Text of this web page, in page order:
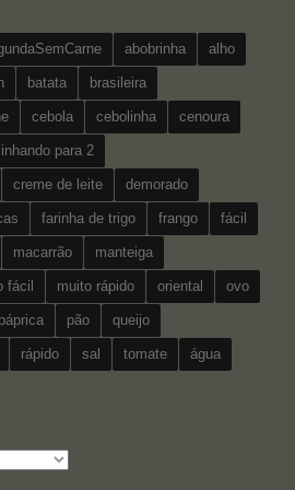
abobrinha alho
batata brasileira
cebola cebolinha cenoura
para 2
creme de leite demorado
farinha de trigo frango fácil
macarrão manteiga
fácil muito rápido oriental ovo
páprica pão queijo
rápido sal tomate água